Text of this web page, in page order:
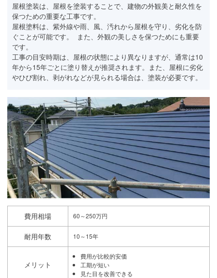
屋根塗装は、屋根を塗装することで、建物の外観美と耐久性を
保つための重要な工事です。
屋根塗料は、紫外線や雨、風、汚れから屋根を守り、劣化を防
ぐことが可能です。 また、外観の美しさを保つためにも重要
です。
工事の目安時期は、屋根の状態により異なりますが、通常は10
年から15年ごとに塗り替えが推奨されます。また、屋根に劣化
やひび割れ、剥がれなどが見られる場合は、塗装が必要です。
費用相場 60～250万円
耐用年数 10～15年
メリット
費用が比較的安価
工期が短い
見た目を改善できる